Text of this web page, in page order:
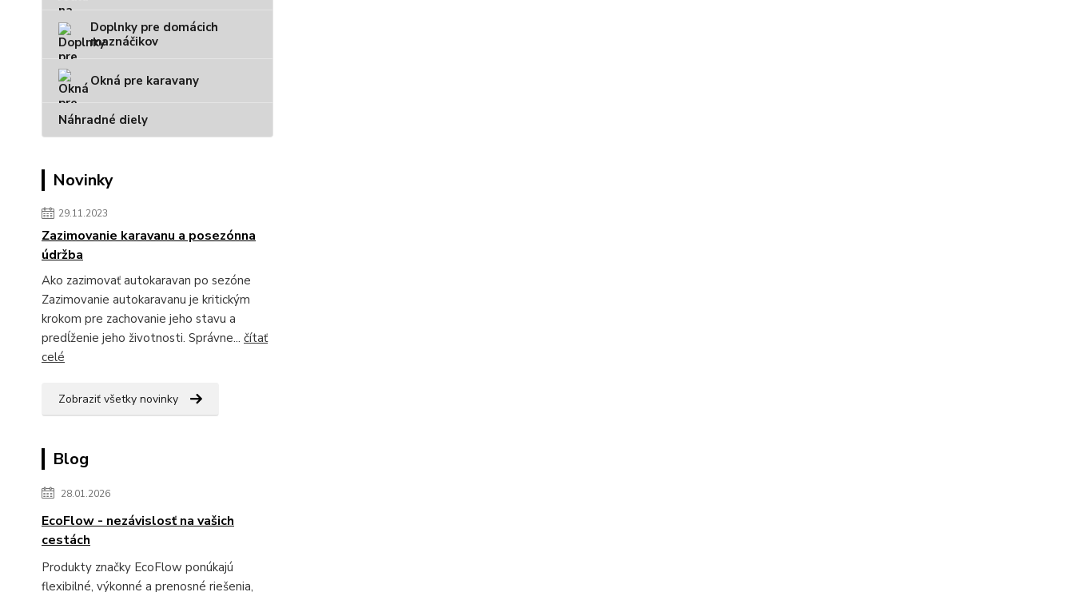
Doplnky pre domácich
maznáčikov
Okná pre karavany
Náhradné diely
Novinky
29.11.2023
Zazimovanie karavanu a posezónna
údržba
Ako zazimovať autokaravan po sezóne
Zazimovanie autokaravanu je kritickým
krokom pre zachovanie jeho stavu a
predĺženie jeho životnosti. Správne... čítať
celé
Zobraziť všetky novinky
Blog
28.01.2026
EcoFlow - nezávislosť na vašich
cestách
Produkty značky EcoFlow ponúkajú
flexibilné, výkonné a prenosné riešenia,